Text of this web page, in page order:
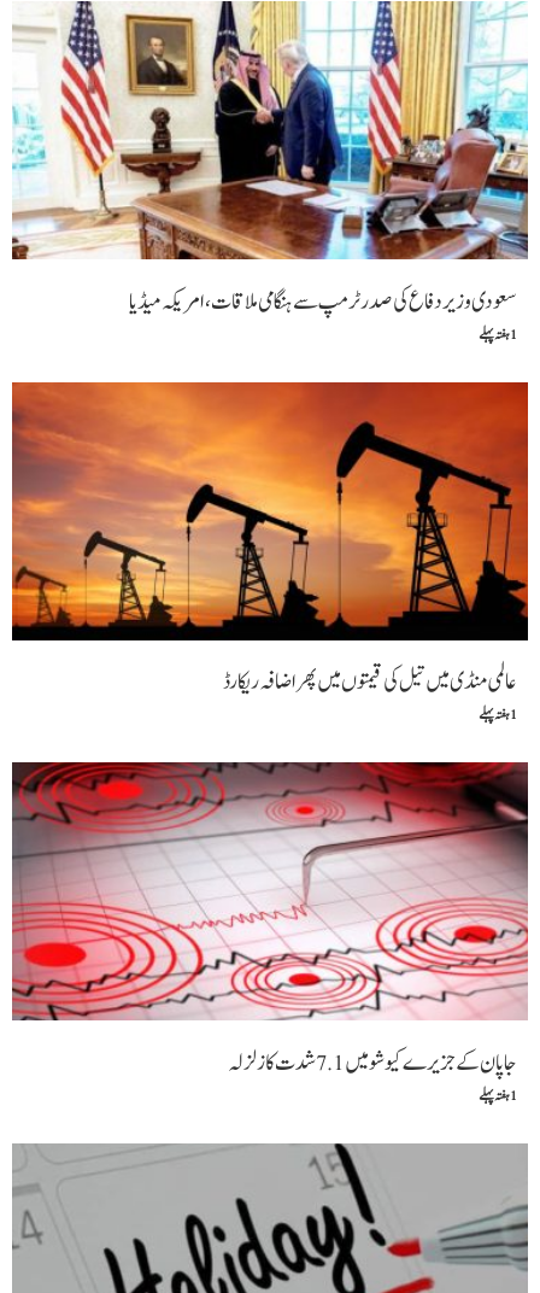
سعودی وزیر دفاع کی صدر ٹرمپ سے ہنگامی ملاقات،امریکہ میڈیا
1 ہفتہ پہلے
عالمی منڈی میں تیل کی قیمتوں میں پھر اضافہ ریکارڈ
1 ہفتہ پہلے
جاپان کے جزیرے کیوشو میں 7.1 شدت کا زلزلہ
1 ہفتہ پہلے